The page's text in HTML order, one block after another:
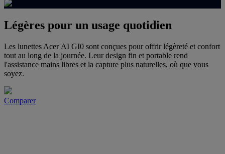
Légères pour un usage quotidien
Les lunettes Acer AI GI0 sont conçues pour offrir légèreté et confort
tout au long de la journée. Leur design fin et portable rend
l'assistance mains libres et la capture plus naturelles, où que vous
soyez.
Comparer